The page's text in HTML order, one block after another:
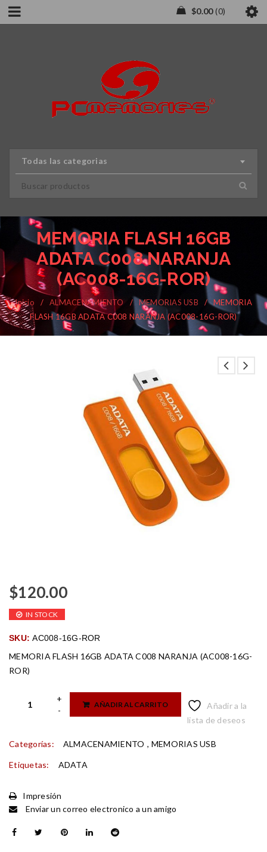
$0.00 0
Todas las categorias
MEMORIA FLASH 16GB
ADATA C008 NARANJA
(AC008-16G-ROR)
Inicio / ALMACENAMIENTO / MEMORIAS USB /
MEMORIA
FLASH 16GB ADATA C008 NARANJA (AC008-16G-ROR)
$120.00
IN STOCK
SKU:AC008-16G-ROR
MEMORIA FLASH 16GB ADATA C008 NARANJA (AC008-16G-
ROR)
AÑADIR AL CARRITO
Añadir a la
lista de deseos
Categorías: ALMACENAMIENTO , MEMORIAS USB
Etiquetas: ADATA
Impresión
Enviar un correo electronico a un amigo